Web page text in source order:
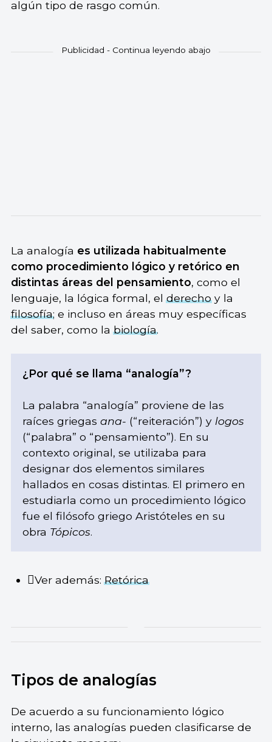
algún tipo de rasgo común.
La analogía es utilizada habitualmente
como procedimiento lógico y retórico en
distintas áreas del pensamiento, como el
lenguaje, la lógica formal, elderechoy la
filosofía; e incluso en áreas muy específicas
del saber, como labiología.
¿Por qué se llama “analogía”?
La palabra “analogía” proviene de las
raíces griegasana- (“reiteración”) y logos
(“palabra” o “pensamiento”). En su
contexto original, se utilizaba para
designar dos elementos similares
hallados en cosas distintas. El primero en
estudiarla como un procedimiento lógico
fue el filósofo griego Aristóteles en su
obra Tópicos.
Ver además:Retórica
Tipos de analogías
De acuerdo a su funcionamiento lógico
interno, las analogías pueden clasificarse de